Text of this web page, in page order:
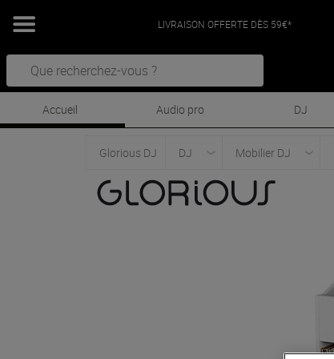
LIVRAISON OFFERTE DÈS 59€*
Accueil Audio pro DJ
Glorious DJ DJ Mobilier DJ